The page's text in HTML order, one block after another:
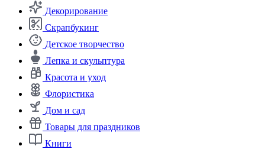
Декорирование
Скрапбукинг
Детское творчество
Лепка и скульптура
Красота и уход
Флористика
Дом и сад
Товары для праздников
Книги